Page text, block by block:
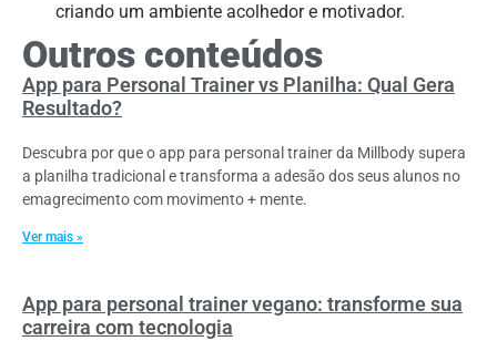
criando um ambiente acolhedor e motivador.
Outros conteúdos
App para Personal Trainer vs Planilha: Qual Gera
Resultado?
Descubra por que o app para personal trainer da Millbody supera
a planilha tradicional e transforma a adesão dos seus alunos no
emagrecimento com movimento + mente.
Ver mais »
App para personal trainer vegano: transforme sua
carreira com tecnologia